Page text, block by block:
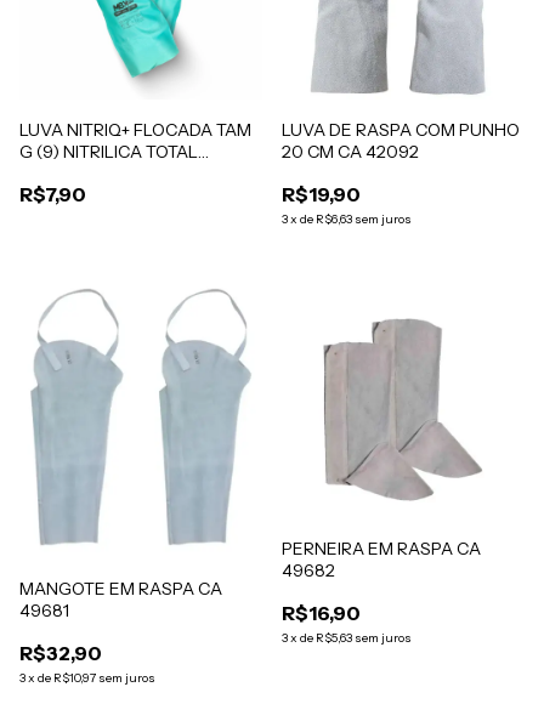
LUVA NITRIQ+ FLOCADA TAM
G (9) NITRILICA TOTAL
R$7,90
LUVA DE RASPA COM PUNHO
20 CM CA 42092
R$19,90
3x de R$6,63 sem juros
MANGOTE EM RASPA CA
49681
R$32,90
3x de R$10,97 sem juros
PERNEIRA EM RASPA CA
49682
R$16,90
3x de R$5,63 sem juros